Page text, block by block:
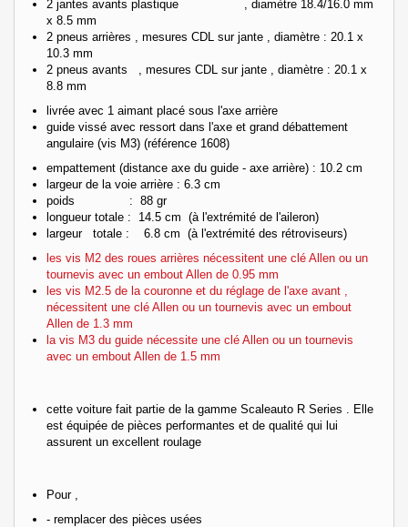
2 jantes avants plastique , diamètre 18.4/16.0 mm
x 8.5 mm
2 pneus arrières , mesures CDL sur jante , diamètre : 20.1 x
10.3 mm
2 pneus avants , mesures CDL sur jante , diamètre : 20.1 x
8.8 mm
livrée avec 1 aimant placé sous l'axe arrière
guide vissé avec ressort dans l'axe et grand débattement
angulaire (vis M3) (référence 1608)
empattement (distance axe du guide - axe arrière) : 10.2 cm
largeur de la voie arrière : 6.3 cm
poids : 88 gr
longueur totale : 14.5 cm (à l'extrémité de l'aileron)
largeur totale : 6.8 cm (à l'extrémité des rétroviseurs)
les vis M2 des roues arrières nécessitent une clé Allen ou un
tournevis avec un embout Allen de 0.95 mm
les vis M2.5 de la couronne et du réglage de l'axe avant ,
nécessitent une clé Allen ou un tournevis avec un embout
Allen de 1.3 mm
la vis M3 du guide nécessite une clé Allen ou un tournevis
avec un embout Allen de 1.5 mm
cette voiture fait partie de la gamme Scaleauto R Series . Elle
est équipée de pièces performantes et de qualité qui lui
assurent un excellent roulage
Pour ,
- remplacer des pièces usées